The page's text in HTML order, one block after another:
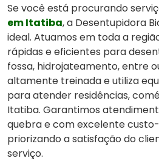
Se você está procurando
em Itatiba, a Desentupidora
ideal. Atuamos em toda a
rápidas e eficientes para
fossa, hidrojateamento, entre
altamente treinada e utiliza
para atender residências,
Itatiba. Garantimos
quebra e com excelente
priorizando a satisfação do
serviço.